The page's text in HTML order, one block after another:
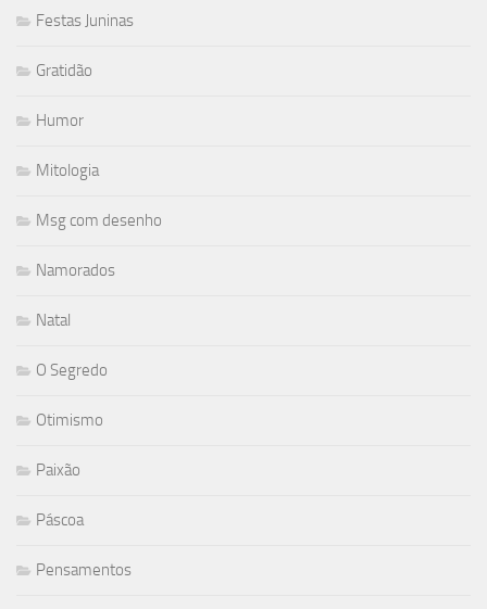
Festas Juninas
Gratidão
Humor
Mitologia
Msg com desenho
Namorados
Natal
O Segredo
Otimismo
Paixão
Páscoa
Pensamentos